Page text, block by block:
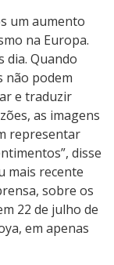
um aumento
na Europa.
dia. Quando
não podem
e traduzir
as imagens
representar
disse
mais recente
sobre os
22 de julho de
em apenas